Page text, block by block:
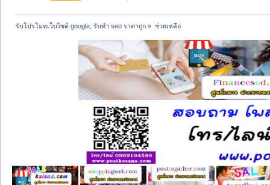
รับโปรโมทเว็บไซต์ google, รับทำ seo ราคาถูก » ช่วยเหลือ